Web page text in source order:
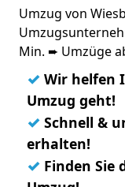
Umzug von
Min. ➨ Umzüge
✓ Wir helfen
Umzug geht!
✓ Schnell &
erhalten!
✓ Finden Sie